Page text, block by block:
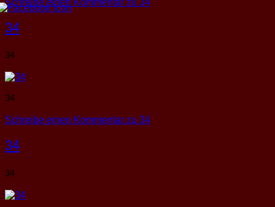
34
34
34
Schreibe einen Kommentar zu 34
34
34